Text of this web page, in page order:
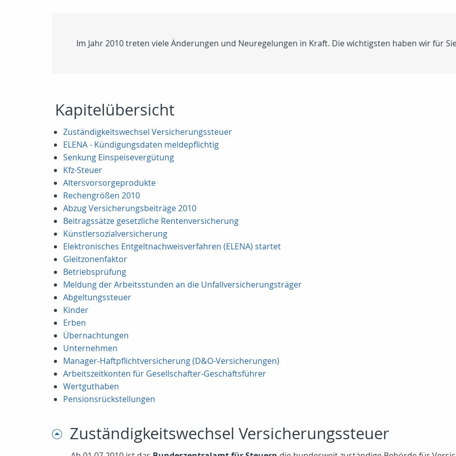
Im Jahr 2010 treten viele Änderungen und Neuregelungen in Kraft. Die wichtigsten haben wir für
Kapitelübersicht
Zuständigkeitswechsel Versicherungssteuer
ELENA - Kündigungsdaten meldepflichtig
Senkung Einspeisevergütung
Kfz-Steuer
Altersvorsorgeprodukte
Rechengrößen 2010
Abzug Versicherungsbeiträge 2010
Beitragssätze gesetzliche Rentenversicherung
Künstlersozialversicherung
Elektronisches Entgeltnachweisverfahren (ELENA) startet
Gleitzonenfaktor
Betriebsprüfung
Meldung der Arbeitsstunden an die Unfallversicherungsträger
Abgeltungssteuer
Kinder
Erben
Übernachtungen
Unternehmen
Manager-Haftpflichtversicherung (D&O-Versicherungen)
Arbeitszeitkonten für Gesellschafter-Geschäftsführer
Wertguthaben
Pensionsrückstellungen
Zuständigkeitswechsel Versicherungssteuer